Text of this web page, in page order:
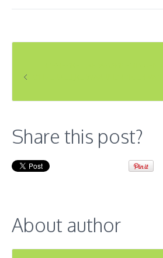
Share this post?
About author